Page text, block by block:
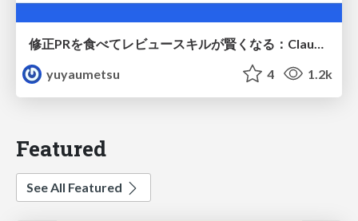
yuyaumetsu
4 1.2k
Featured
See All Featured